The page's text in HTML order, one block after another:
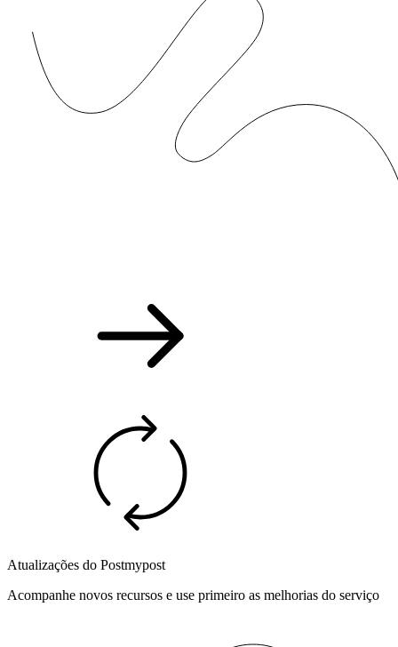
Atualizações do Postmypost
Acompanhe novos recursos e use primeiro as melhorias do serviço